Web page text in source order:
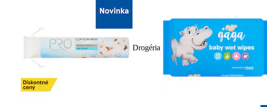
Drogéria